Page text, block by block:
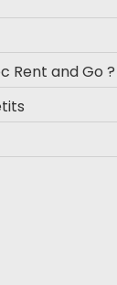
Rent and Go ?